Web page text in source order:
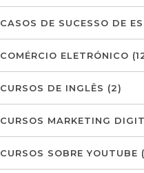
CASOS DE SUCESSO DE
COMÉRCIO ELETRÓNICO
CURSOS DE INGLÊS (2)
CURSOS MARKETING
CURSOS SOBRE YOUTUBE